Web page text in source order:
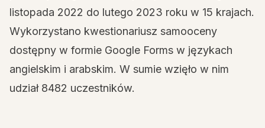
listopada 2022 do lutego 2023 roku w 15 krajach.
Wykorzystano kwestionariusz samooceny
dostępny w formie Google Forms w językach
angielskim i arabskim. W sumie wzięło w nim
udział 8482 uczestników.